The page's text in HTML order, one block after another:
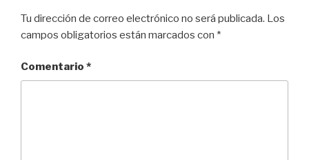
Tu dirección de correo electrónico no será publicada. Los
campos obligatorios están marcados con *
Comentario *